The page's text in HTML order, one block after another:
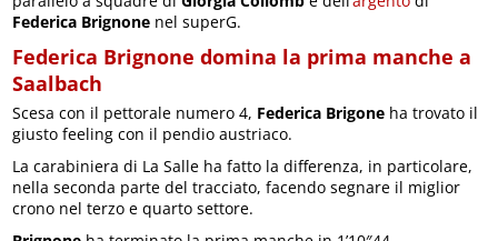
Federica Brignone nel superG.
Federica Brignone domina la prima manche a
Saalbach
Scesa con il pettorale numero 4, Federica Brigone ha trovato il
giusto feeling con il pendio austriaco.
La carabiniera di La Salle ha fatto la differenza, in particolare,
nella seconda parte del tracciato, facendo segnare il miglior
crono nel terzo e quarto settore.